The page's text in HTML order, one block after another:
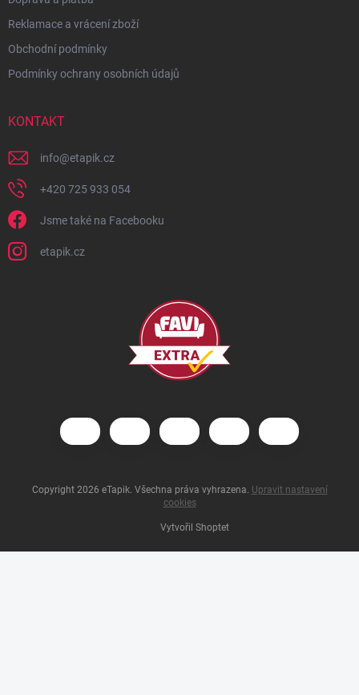
Reklamace a vrácení zboží
Obchodní podmínky
Podmínky ochrany osobních údajů
KONTAKT
info@etapik.cz
+420 725 933 054
Jsme také na Facebooku
etapik.cz
Vytvořil Shoptet
Copyright 2026 eTapik. Všechna práva vyhrazena. Upravit nastavení
cookies